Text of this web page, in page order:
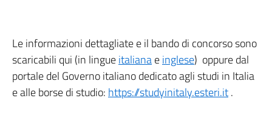
Le informazioni dettagliate e il bando di concorso sono
scaricabili qui (in lingueitalianaeinglese) oppure dal
portale del Governo italiano dedicato agli studi in Italia
e alle borse di studio: https://studyinitaly.esteri.it.